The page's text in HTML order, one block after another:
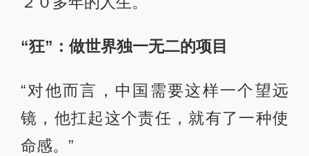
“狂”：做世界独一无二的项目
“对他而言，中国需要这样一个望远
镜，他扛起这个责任，就有了一种使
命感。”